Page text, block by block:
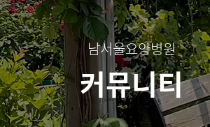
남서울요양병원
커뮤니티